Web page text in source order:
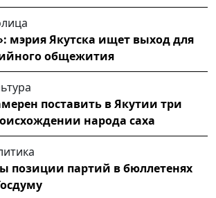
мэрия Якутска ищет выход для
общежития
поставить в Якутии три
народа саха
позиции партий в бюллетенях